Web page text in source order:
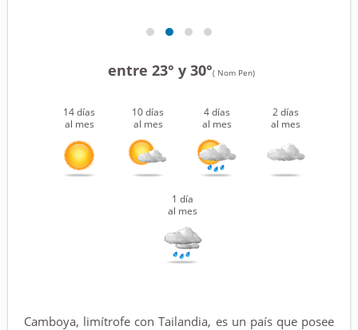
entre 23° y 30°( Nom Pen)
14 días
al mes
10 días
al mes
4 días
al mes
2 días
al mes
1 día
al mes
Camboya, limítrofe con Tailandia, es un país que posee